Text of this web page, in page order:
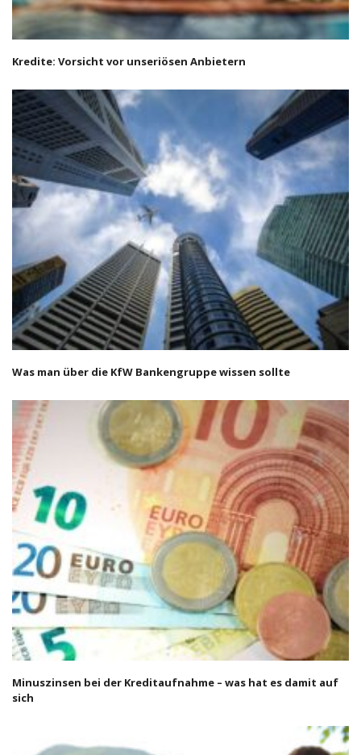
Kredite: Vorsicht vor unseriösen Anbietern
Was man über die KfW Bankengruppe wissen sollte
Minuszinsen bei der Kreditaufnahme – was hat es damit auf
sich